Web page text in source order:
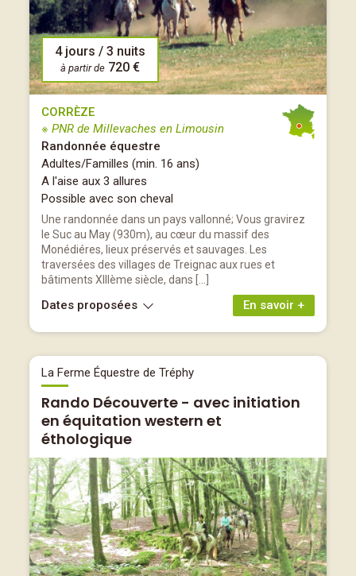
4 jours / 3 nuits
à partir de 720 €
CORRÈZE
※ PNR de Millevaches en Limousin
Randonnée équestre
Adultes/Familles (min. 16 ans)
A l'aise aux 3 allures
Possible avec son cheval
Une randonnée dans un pays vallonné; Vous gravirez
le Suc au May (930m), au cœur du massif des
Monédiéres, lieux préservés et sauvages. Les
traversées des villages de Treignac aux rues et
bâtiments XIIIème siècle, dans […]
En savoir +
Dates proposées
La Ferme Équestre de Tréphy
Rando Découverte - avec initiation
en équitation western et
éthologique